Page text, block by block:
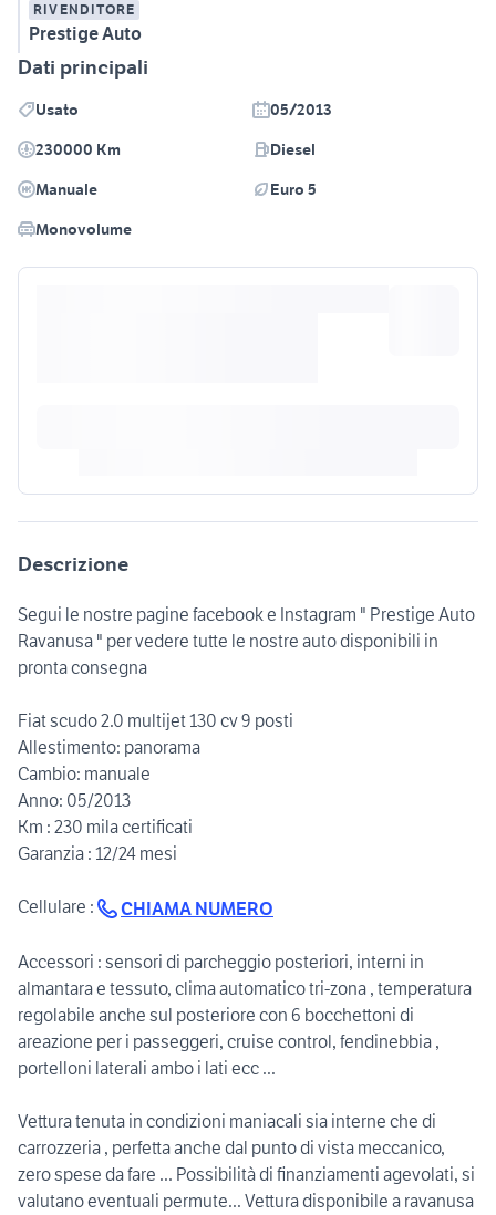
RIVENDITORE
Prestige Auto
Dati principali
Usato
05/2013
230000 Km
Diesel
Manuale
Euro 5
Monovolume
Descrizione
Segui le nostre pagine facebook e Instagram " Prestige Auto
Ravanusa " per vedere tutte le nostre auto disponibili in
pronta consegna
Fiat scudo 2.0 multijet 130 cv 9 posti
Allestimento: panorama
Cambio: manuale
Anno: 05/2013
Km : 230 mila certificati
Garanzia : 12/24 mesi
Cellulare : CHIAMA NUMERO
Accessori : sensori di parcheggio posteriori, interni in
almantara e tessuto, clima automatico tri-zona , temperatura
regolabile anche sul posteriore con 6 bocchettoni di
areazione per i passeggeri, cruise control, fendinebbia ,
portelloni laterali ambo i lati ecc ...
Vettura tenuta in condizioni maniacali sia interne che di
carrozzeria , perfetta anche dal punto di vista meccanico,
zero spese da fare ... Possibilità di finanziamenti agevolati, si
valutano eventuali permute... Vettura disponibile a ravanusa